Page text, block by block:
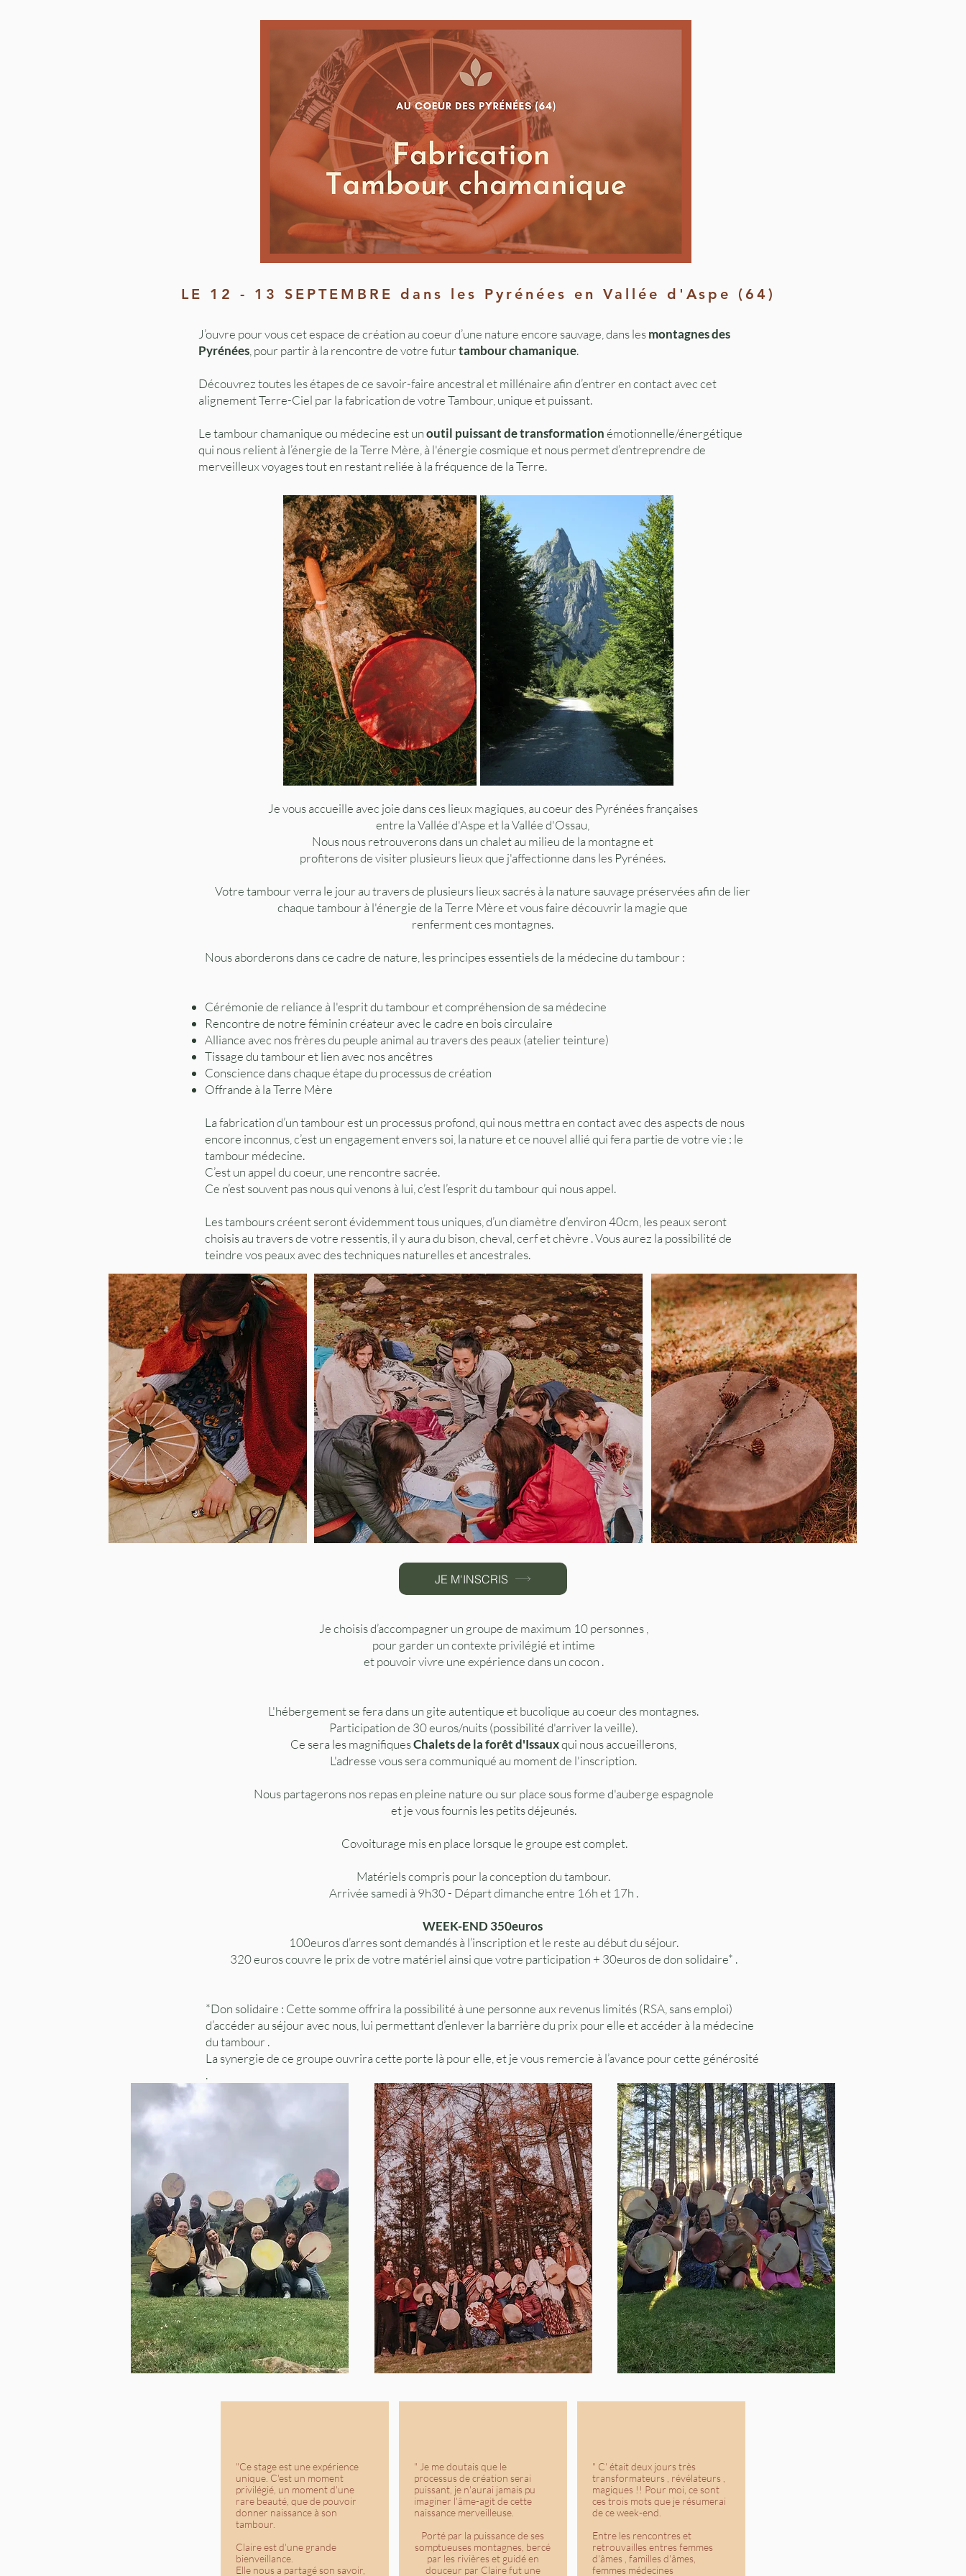
LE 12 - 13 SEPTEMBRE dans les Pyrénées en Vallée d'Aspe (64)
J’ouvre pour vous cet espace de création au coeur d’une nature encore sauvage, dans lesmontagnes des
Pyrénées , pour partir à la rencontre de votre futurtambour chamanique.
Découvrez toutes les étapes de ce savoir-faire ancestral et millénaire afin d’entrer en contact avec cet
alignement Terre-Ciel par la fabrication de votre Tambour, unique et puissant.
Le tambour chamanique ou médecine est unoutil puissant de transformationémotionnelle/énergétique
qui nous relient à l’énergie de la Terre Mère, à l'énergie cosmique et nous permet d’entreprendre de
merveilleux voyages tout en restant reliée à la fréquence de la Terre.
Je vous accueille avec joie dans ces lieux magiques, au coeur des Pyrénées françaises
entre la Vallée d'Aspe et la Vallée d'Ossau,
Nous nous retrouverons dans un chalet au milieu de la montagne et
profiterons de visiter plusieurs lieux que j'affectionne dans les Pyrénées.
Votre tambour verra le jour au travers de plusieurs lieux sacrés à la nature sauvage préservées afin de lier
chaque tambour à l'énergie de la Terre Mère et vous faire découvrir la magie que
renferment ces montagnes.
Nous aborderons dans ce cadre de nature, les principes essentiels de la médecine du tambour :
Cérémonie de reliance à l'esprit du tambour et compréhension de sa médecine
Rencontre de notre féminin créateur avec le cadre en bois circulaire
Alliance avec nos frères du peuple animal au travers des peaux (atelier teinture)
Tissage du tambour et lien avec nos ancêtres
Conscience dans chaque étape du processus de création
Offrande à la Terre Mère
La fabrication d’un tambour est un processus profond, qui nous mettra en contact avec des aspects de nous
encore inconnus, c’est un engagement envers soi, la nature et ce nouvel allié qui fera partie de votre vie : le
tambour médecine.
C’est un appel du coeur, une rencontre sacrée.
Ce n’est souvent pas nous qui venons à lui, c’est l’esprit du tambour qui nous appel.
Les tambours créent seront évidemment tous uniques, d’un diamètre d’environ 40cm, les peaux seront
choisis au travers de votre ressentis, il y aura du bison, cheval, cerf et chèvre . Vous aurez la possibilité de
teindre vos peaux avec des techniques naturelles et ancestrales.
JE M'INSCRIS
Je choisis d’accompagner un groupe de maximum 10 personnes ,
pour garder un contexte privilégié et intime
et pouvoir vivre une expérience dans un cocon .
L'hébergement se fera dans un gite autentique et bucolique au coeur des montagnes.
Participation de 30 euros/nuits (possibilité d'arriver la veille).
Ce sera les magnifiquesChalets de la forêt d'Issauxqui nous accueillerons,
L'adresse vous sera communiqué au moment de l'inscription.
Nous partagerons nos repas en pleine nature ou sur place sous forme d'auberge espagnole
et je vous fournis les petits déjeunés.
Covoiturage mis en place lorsque le groupe est complet.
Matériels compris pour la conception du tambour.
Arrivée samedi à 9h30 - Départ dimanche entre 16h et 17h .
WEEK-END 350euros
100euros d’arres sont demandés à l’inscription et le reste au début du séjour.
320 euros couvre le prix de votre matériel ainsi que votre participation + 30euros de don solidaire* .
*Don solidaire : Cette somme offrira la possibilité à une personne aux revenus limités (RSA, sans emploi)
d’accéder au séjour avec nous, lui permettant d’enlever la barrière du prix pour elle et accéder à la médecine
du tambour .
La synergie de ce groupe ouvrira cette porte là pour elle, et je vous remercie à l’avance pour cette générosité
.
"Ce stage est une expérience
unique. C'est un moment
privilégié, un moment d'une
rare beauté, que de pouvoir
donner naissance à son
tambour.
Claire est d'une grande
bienveillance.
Elle nous a partagé son savoir,
" Je me doutais que le
processus de création serai
puissant, je n'aurai jamais pu
imaginer l'âme-agit de cette
naissance merveilleuse.
Porté par la puissance de ses
somptueuses montagnes, bercé
par les rivières et guidé en
douceur par Claire fut une
" C' était deux jours très
transformateurs , révélateurs ,
magiques !! Pour moi, ce sont
ces trois mots que je résumerai
de ce week-end.
Entre les rencontres et
retrouvailles entres femmes
d'âmes , familles d'âmes,
femmes médecines